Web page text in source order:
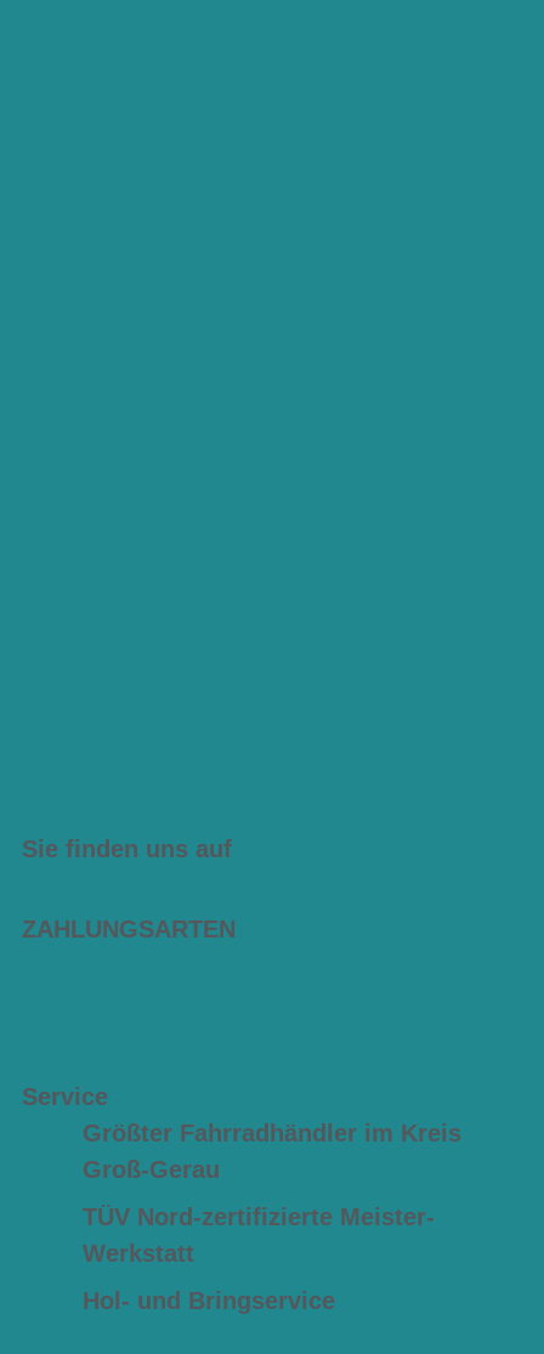
Sie finden uns auf
ZAHLUNGSARTEN
Service
Größter Fahrradhändler im Kreis
Groß-Gerau
TÜV Nord-zertifizierte Meister-
Werkstatt
Hol- und Bringservice